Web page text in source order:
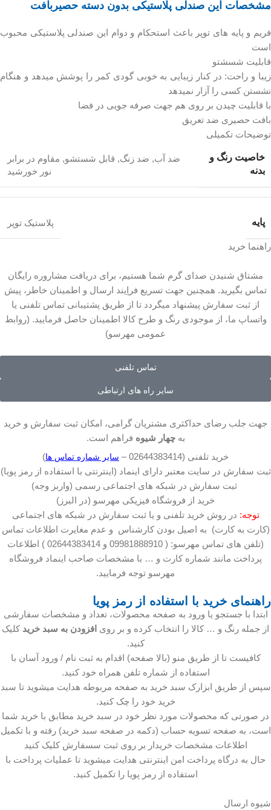
مشخصات این صندلی پلاستیکی بدون دسته حصیربافت
فریم و پایه های توپر باعث استحکام و دوام این صندلی پلاستیکی محبوب
است
قابلیت شسشتو
زیبا و راحت: در کنار زیبایی به خوبی گودی کمر را پوشش میدهد و هنگام
نشستن کسی را آزار نمیدهد
با قابلیت چیدن بر روی هم جهت صرفه جویی در فضا
بافت حصیری ضد تعریق
توضیحات تکمیلی
خاصیت رنگ و
بدنه
ضد آب, ضد زنگ, قابل شستشو, مقاوم در برابر
نور خورشید
پایه پلاستیک توپر
راهنما خرید
مشتاق شنیدن صدای گرم شما هستیم، برای دریافت مشاروره رایگان
تماس بگیرید. همچنین جهت تسریع فراِیند ارسال و اطمینان خاطر، پیش
از ثبت سفارش پیشنهاد میگردد تا از طریق پشتیبانی تماس تلفنی یا
واتساپ ما، از موجودی رنگ و طرح کالا اطمینان حاصل فرمایید. (روابط
عمومی مهرسو)
تماس تلفنی
سایر راه های ارتباطی
جهت جلب رضای حداکثری مشتریان گرامی، امکان ثبت سفارش و خرید
بهچهار شیوه فراهم است.
خرید تلفنی (02644383414 –
سایر شماره تماس ها)
ثبت سفارش در سایت معتبر دارای اینماد (اینترنتی با استفاده از رمز پویا)
ثبت سفارش در شبکه های اجتماعی رسمی (واربز وجه)
خرید از فروشگاه فیزیکی مهرسو (در البرز)
توجه: در روش خرید تلفنی و یا ثبت سفارش در شبکه های اجتماعی
(کارت به کارت) به اصیل بودن کارشناس و عدم مغایرت اطلاعات تماس
(تلفن های تماس مهرسو: ( 09981888910 و 02644383414 ) اطلاعات
پرداخت مانند شماره کارت و … با مشخصات صاحب اینماد فروشگاه
مهرسو توجه فرمایید.
راهنمای خرید با استفاده از رمز پویا
ابتدا با جستجو یا ورود به صفحه محصولات، تعداد و مشخصات سفارشی
از جمله رنگ و … کالا را انتخاب کرده و بر روی افزودن به سبد خرید کلیک
کنید.
کافیست تا از طریق منو (بالا صفحه) اقدام به ثبت نام / ورود آسان با
استفاده از شماره تلفن همراه خود کنید.
سپس از طریق ابزارک سبد خرید به صفحه مربوطه هدایت میشوید تا سبد
خرید خود را چک کنید.
در صورتی که محصولات مورد نظر خود در سبد خرید مطابق با خرید شما
است، به صفحه تسویه حساب (دکمه در صفحه سبد خرید) رفته و با تکمیل
اطلاعات مشخصات خریدار بر روی ثبت سسفارش کلیک کنید
حال به درگاه پرداخت امن اینترنتی هدایت میشوید تا عملیات پرداخت با
استفاده از رمز پویا را تکمیل کنید.
شیوه ارسال